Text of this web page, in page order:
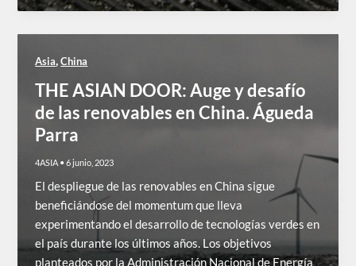
Asia,China
THE ASIAN DOOR: Auge y desafío
de las renovables en China. Águeda
Parra
4ASIA •6 junio, 2023
El despliegue de las renovables en China sigue
beneficiándose del momentum que lleva
experimentando el desarrollo de tecnologías verdes en
el país durante los últimos años. Los objetivos
planteados por la Administración Nacional de Energía